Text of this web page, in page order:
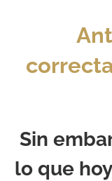
Brackets Metálicos
Sin
lo que